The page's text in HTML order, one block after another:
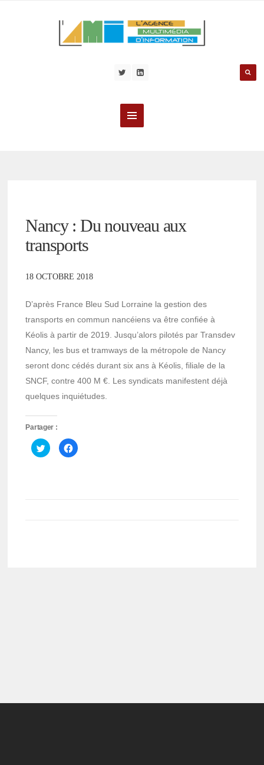
Nancy : Du nouveau aux
transports
18 OCTOBRE 2018
D’après France Bleu Sud Lorraine la gestion des
transports en commun nancéiens va être confiée à
Kéolis à partir de 2019. Jusqu’alors pilotés par Transdev
Nancy, les bus et tramways de la métropole de Nancy
seront donc cédés durant six ans à Kéolis, filiale de la
SNCF, contre 400 M €. Les syndicats manifestent déjà
quelques inquiétudes.
Partager :
Cliquez
pour
partager
Cliquez
pour